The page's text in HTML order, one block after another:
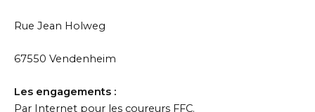
Rue Jean Holweg
67550 Vendenheim
Les engagements :
Par Internet pour les coureurs FFC.